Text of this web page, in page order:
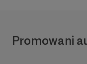
Promowani